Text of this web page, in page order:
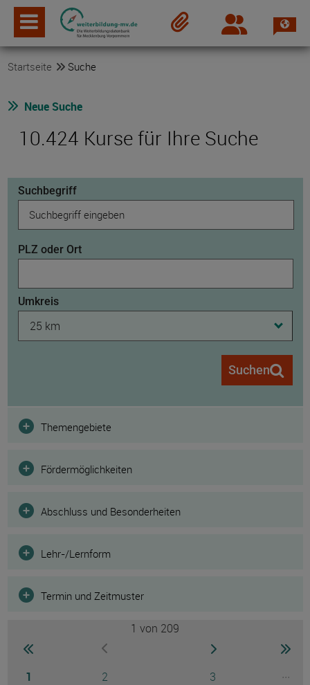
Login
Startseite Suche
Neue Suche
10.424 Kurse für Ihre Suche
Suchbegriff
PLZ oder Ort
Umkreis
25 km
Suchen
Filter
Themengebiete
Fördermöglichkeiten
Abschluss und Besonderheiten
Lehr-/Lernform
Termin und Zeitmuster
zur ersten Seite wechselnzur vorherigen Seite wechseln
Seite
1 Seite
2 Seite
3
...
Seite
1 von 209
zur nächsten Seite
zur